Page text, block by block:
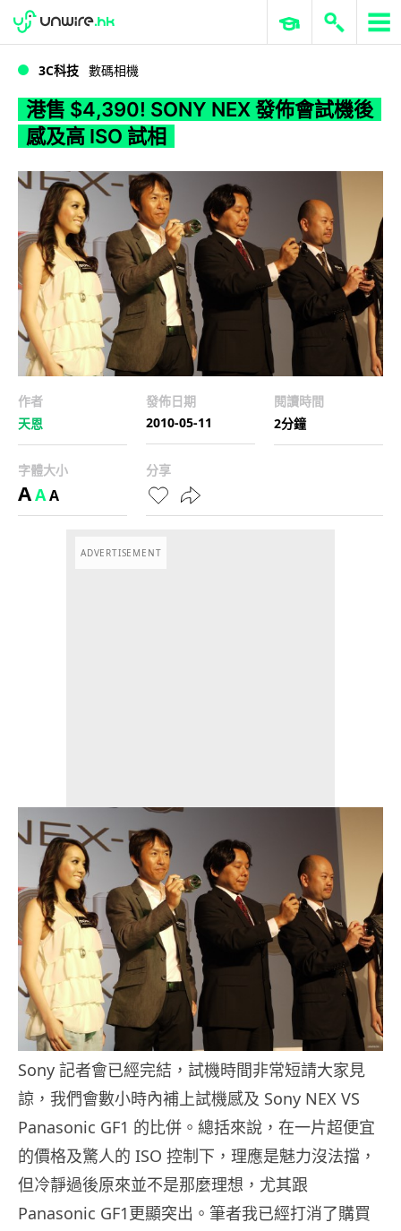
WWDC 2026 ERP 與商業 AI
3C科技 數碼相機
港售 $4,390! SONY NEX 發佈會試機後
感及高 ISO 試相
作者
天恩
發佈日期
2010-05-11
閱讀時間
2分鐘
字體大小
AAA
分享
ADVERTISEMENT
Sony 記者會已經完結，試機時間非常短請大家見
諒，我們會數小時內補上試機感及 Sony NEX VS
Panasonic GF1 的比併。總括來說，在一片超便宜
的價格及驚人的 ISO 控制下，理應是魅力沒法擋，
但冷靜過後原來並不是那麼理想，尤其跟
Panasonic GF1更顯突出。筆者我已經打消了購買